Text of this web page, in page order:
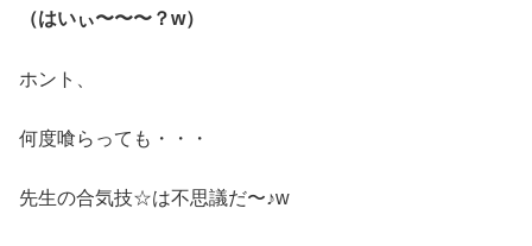
（はいぃ〜〜〜？w）
ホント、
何度喰らっても・・・
先生の合気技☆は不思議だ〜♪w